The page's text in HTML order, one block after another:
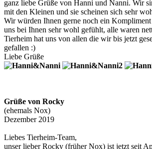
ganz liebe Grüße von Hanni und Nanni. Wir
mit den Kleinen und sie scheinen sich sehr
Wir würden Ihnen gerne noch ein
uns bei Ihnen sehr wohl gefühlt, alle waren
Tierheim hat uns von allen die wir bis jetzt
gefallen :)
Liebe Grüße
Grüße von Rocky
(ehemals Nox)
Dezember 2019
Liebes Tierheim-Team,
unser lieber Rocky (früher Nox) ist jetzt seit